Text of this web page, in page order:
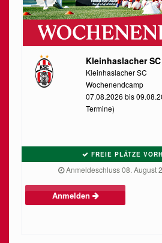
Kleinhaslacher SC
Kleinhaslacher SC
Wochenendcamp
07.08.2026 bis
Termine)
FREIE PLÄTZE
Anmeldeschluss 08. August
Anmelden